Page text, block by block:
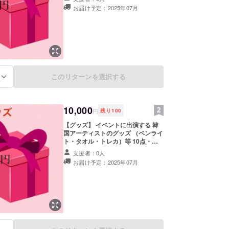
す）お届け予定：2025年07月
このリターンを選択する
10,000円 残り 100
【グッズ】 イベントに出演する 韓
国アーティストのグッズ （ペンライ
ト・タオル・トレカ）等 10点・
10000円相当 （種類はランダムで選
びます）
支援者：0人
お届け予定：2025年07月